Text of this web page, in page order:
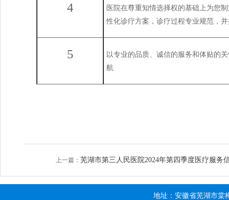
4
医院在尊重知情选择权的基础上为您
性化诊疗方案，诊疗过程专业规范，
5
以专业的品质、诚信的服务和体贴的
航
上一篇： 芜湖市第三人民医院2024年第四季度医疗服务
地址：安徽省芜湖市棠